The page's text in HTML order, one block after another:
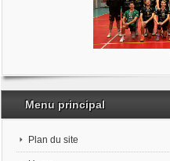
Menu principal
Plan du site